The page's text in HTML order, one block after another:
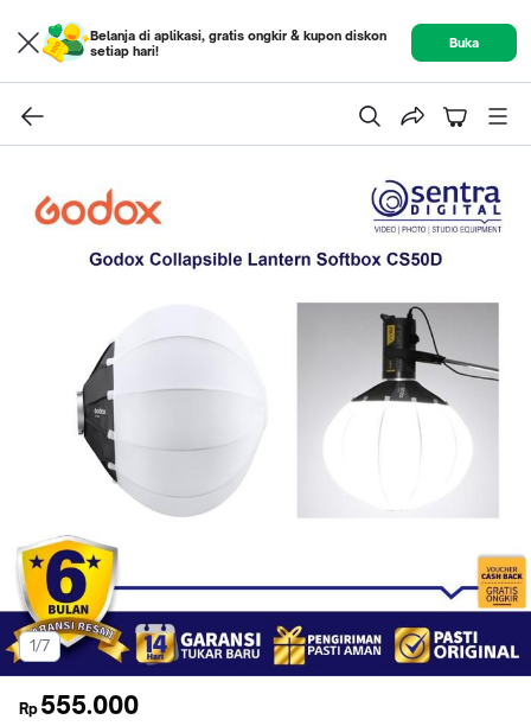
Belanja di aplikasi, gratis ongkir & kupon diskon
setiap hari!
Buka
1/7
Rp 555.000